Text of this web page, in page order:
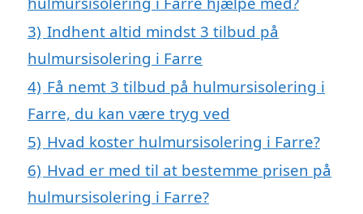
3) Indhent altid mindst 3 tilbud på
hulmursisolering i Farre
4) Få nemt 3 tilbud på hulmursisolering i
Farre, du kan være tryg ved
5) Hvad koster hulmursisolering i Farre?
6) Hvad er med til at bestemme prisen på
hulmursisolering i Farre?